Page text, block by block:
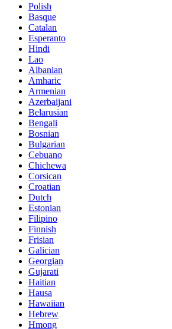
Polish
Basque
Catalan
Esperanto
Hindi
Lao
Albanian
Amharic
Armenian
Azerbaijani
Belarusian
Bengali
Bosnian
Bulgarian
Cebuano
Chichewa
Corsican
Croatian
Dutch
Estonian
Filipino
Finnish
Frisian
Galician
Georgian
Gujarati
Haitian
Hausa
Hawaiian
Hebrew
Hmong